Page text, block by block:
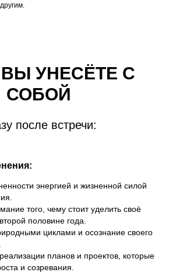
ВЫ УНЕСЁТЕ С
СОБОЙ
после встречи:
энергией и жизненной силой
того, чему стоит уделить своё
половине года.
циклами и осознание своего
планов и проектов, которые
и созревания.